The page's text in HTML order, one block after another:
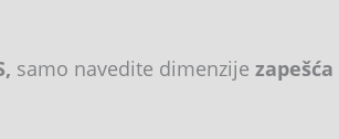
samo navedite dimenzije zapešća